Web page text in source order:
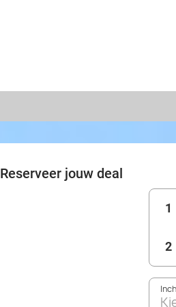
Reserveer jouw deal
1
2